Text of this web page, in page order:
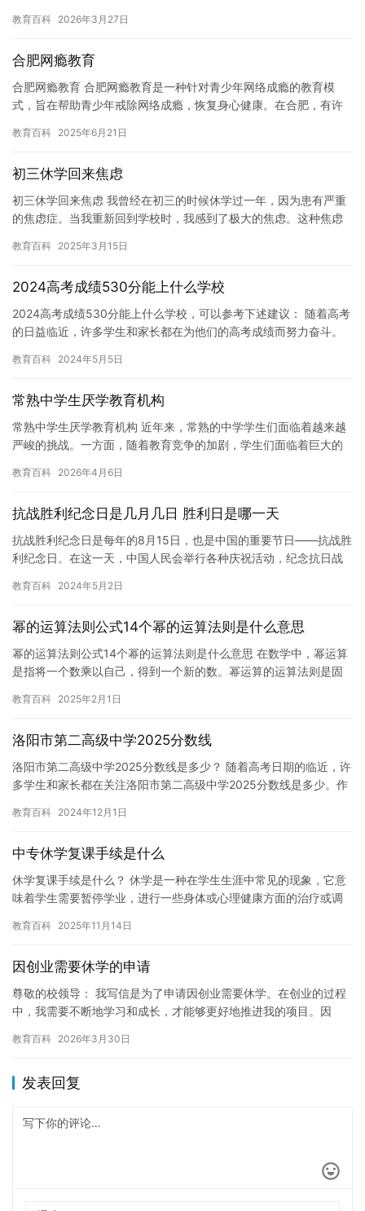
重新…
教育百科 2026年3月27日
合肥网瘾教育
合肥网瘾教育 合肥网瘾教育是一种针对青少年网络成瘾的教育模
式，旨在帮助青少年戒除网络成瘾，恢复身心健康。在合肥，有许
肥网…
教育百科 2025年6月21日
初三休学回来焦虑
初三休学回来焦虑 我曾经在初三的时候休学过一年，因为患有严重
的焦虑症。当我重新回到学校时，我感到了极大的焦虑。这种焦虑
我…
教育百科 2025年3月15日
2024高考成绩530分能上什么学校
2024高考成绩530分能上什么学校，可以参考下述建议： 随着高考
的日益临近，许多学生和家长都在为他们的高考成绩而努力奋斗。
教育百科 2024年5月5日
常熟中学生厌学教育机构
常熟中学生厌学教育机构 近年来，常熟的中学学生们面临着越来越
严峻的挑战。一方面，随着教育竞争的加剧，学生们面临着巨大的
失望…
教育百科 2026年4月6日
抗战胜利纪念日是几月几日 胜利日是哪一天
抗战胜利纪念日是每年的8月15日，也是中国的重要节日——抗战胜
利纪念日。在这一天，中国人民会举行各种庆祝活动，纪念抗日战
战…
教育百科 2024年5月2日
幂的运算法则公式14个幂的运算法则是什么意思
幂的运算法则公式14个幂的运算法则是什么意思 在数学中，幂运算
是指将一个数乘以自己，得到一个新的数。幂运算的运算法则是固
的…
教育百科 2025年2月1日
洛阳市第二高级中学2025分数线
洛阳市第二高级中学2025分数线是多少？ 随着高考日期的临近，许
多学生和家长都在关注洛阳市第二高级中学2025分数线是多少。作
教育百科 2024年12月1日
中专休学复课手续是什么
休学复课手续是什么？ 休学是一种在学生生涯中常见的现象，它意
味着学生需要暂停学业，进行一些身体或心理健康方面的治疗或调
要的…
教育百科 2025年11月14日
因创业需要休学的申请
尊敬的校领导： 我写信是为了申请因创业需要休学。在创业的过程
中，我需要不断地学习和成长，才能够更好地推进我的项目。因
业项…
教育百科 2026年3月30日
发表回复